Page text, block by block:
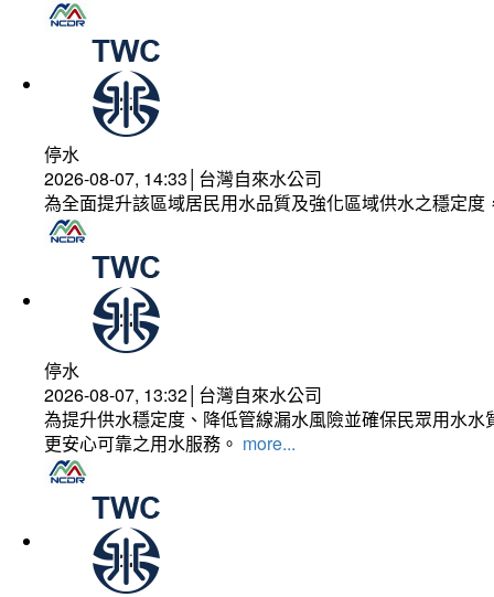
停水
2026-08-07, 14:33│台灣自來水公司
為全面提升該區域居民用水品質及強化區域供水之穩定
停水
2026-08-07, 13:32│台灣自來水公司
為提升供水穩定度、降低管線漏水風險並確保民眾用水
更安心可靠之用水服務。 more...